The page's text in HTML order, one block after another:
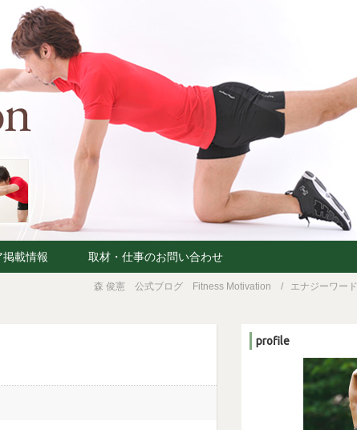
掲載情報 取材・仕事のお問い合わせ
森 俊憲 公式ブログ Fitness Motivation エナジーワード
profile